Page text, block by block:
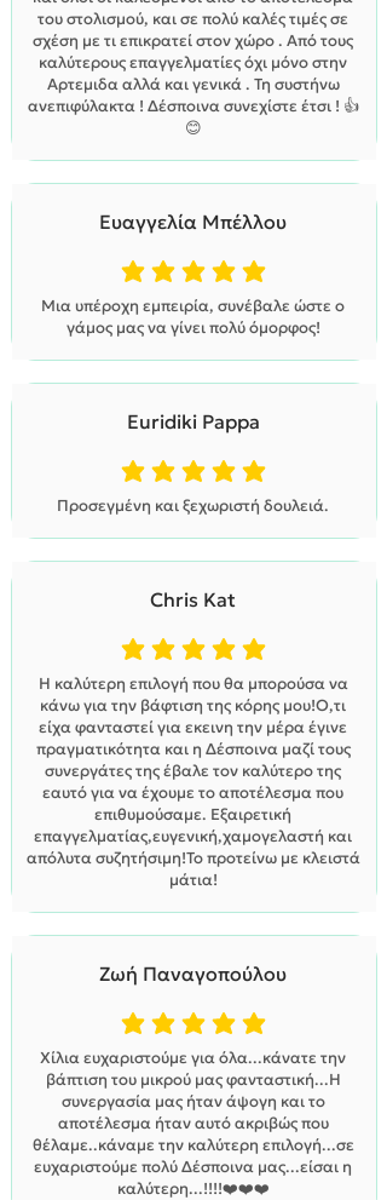
του στολισμού, και σε πολύ καλές τιμές σε
σχέση με τι επικρατεί στον χώρο . Από τους
καλύτερους επαγγελματίες όχι μόνο στην
Αρτεμιδα αλλά και γενικά . Τη συστήνω
ανεπιφύλακτα ! Δέσποινα συνεχίστε έτσι ! 👍
😊
Ευαγγελία Μπέλλου
η μέση βαθμολογία είναι
Μια υπέροχη εμπειρία, συνέβαλε ώστε ο
γάμος μας να γίνει πολύ όμορφος!
Euridiki Pappa
η μέση βαθμολογία είναι
Προσεγμένη και ξεχωριστή δουλειά.
Chris Kat
η μέση βαθμολογία είναι
Η καλύτερη επιλογή που θα μπορούσα να
κάνω για την βάφτιση της κόρης μου!Ο,τι
είχα φανταστεί για εκεινη την μέρα έγινε
πραγματικότητα και η Δέσποινα μαζί τους
συνεργάτες της έβαλε τον καλύτερο της
εαυτό για να έχουμε το αποτέλεσμα που
επιθυμούσαμε. Εξαιρετική
επαγγελματίας,ευγενική,χαμογελαστή και
απόλυτα συζητήσιμη!Το προτείνω με κλειστά
μάτια!
Ζωή Παναγοπούλου
η μέση βαθμολογία είναι
Χίλια ευχαριστούμε για όλα...κάνατε την
βάπτιση του μικρού μας φανταστική...Η
συνεργασία μας ήταν άψογη και το
αποτέλεσμα ήταν αυτό ακριβώς που
θέλαμε..κάναμε την καλύτερη επιλογή...σε
ευχαριστούμε πολύ Δέσποινα μας...είσαι η
καλύτερη...!!!!❤️❤️❤️